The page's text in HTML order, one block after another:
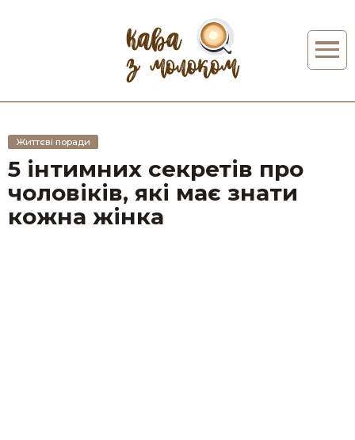
Життєві поради
5 інтимних секретів про
чоловіків, які має знати
кожна жінка